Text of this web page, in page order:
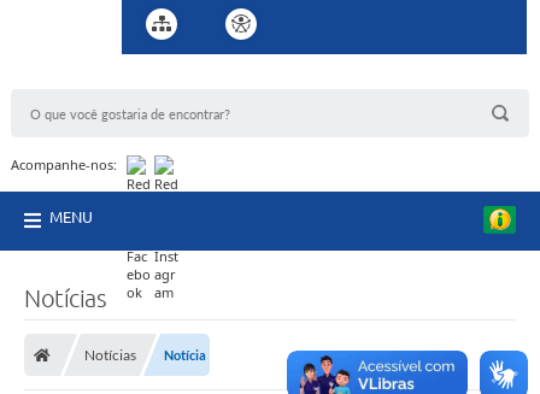
Acompanhe-nos:
MENU
Notícias
Notícias Notícia